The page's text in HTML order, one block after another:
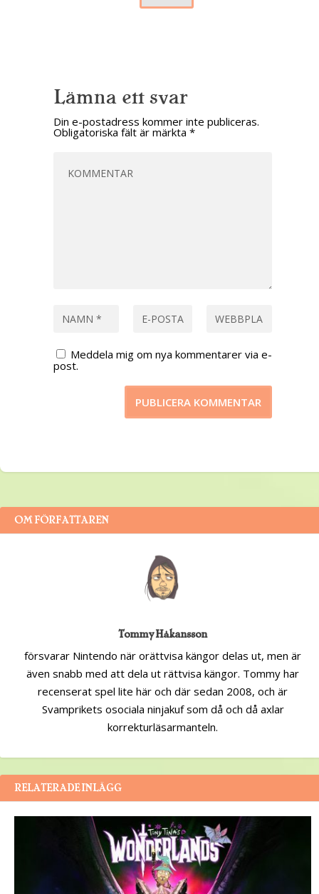
Lämna ett svar
Din e-postadress kommer inte publiceras.
Obligatoriska fält är märkta *
Meddela mig om nya kommentarer via e-
post.
OM FÖRFATTAREN
Tommy Håkansson
försvarar Nintendo när orättvisa kängor delas ut, men är
även snabb med att dela ut rättvisa kängor. Tommy har
recenserat spel lite här och där sedan 2008, och är
Svamprikets osociala ninjakuf som då och då axlar
korrekturläsarmanteln.
RELATERADE INLÄGG